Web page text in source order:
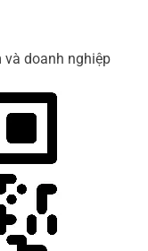
và doanh nghiệp